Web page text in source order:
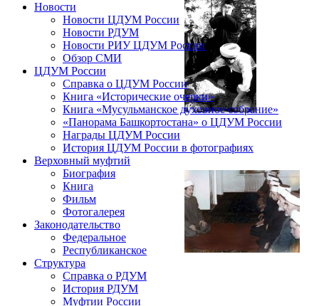
Новости
Новости ЦДУМ России
Новости РДУМ
Новости РИУ ЦДУМ России
Обзор СМИ
ЦДУМ России
Справка о ЦДУМ России
Книга «Исторические очерки»
Книга «Мусульманское духовное собрание»
«Панорама Башкортостана» о ЦДУМ России
Награды ЦДУМ России
История ЦДУМ России в фотографиях
Верховный муфтий
Биография
Книга
Фильм
Фотогалерея
Законодательство
Федеральное
Республиканское
Структура
Справка о РДУМ
История РДУМ
Муфтии России